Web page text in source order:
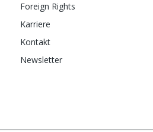
Foreign Rights
Karriere
Kontakt
Newsletter